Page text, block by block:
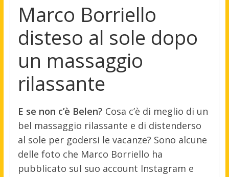
Marco Borriello
disteso al sole dopo
un massaggio
rilassante
E se non c’è Belen? Cosa c’è di meglio di un
bel massaggio rilassante e di distenderso
al sole per godersi le vacanze? Sono alcune
delle foto che Marco Borriello ha
pubblicato sul suo account Instagram e